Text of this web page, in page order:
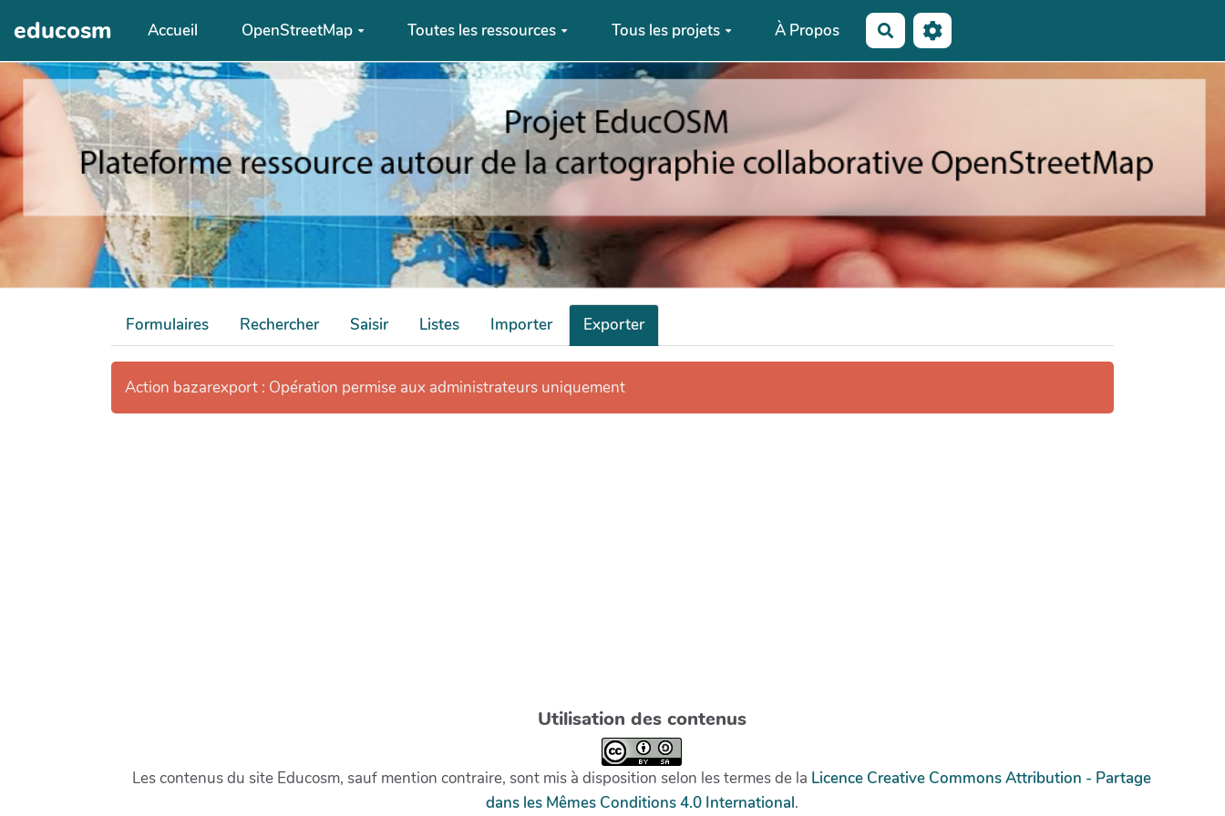
Aller au contenu principal
educosm Accueil OpenStreetMap Toutes les ressources Tous les projets À Propos Rechercher
Formulaires Rechercher Saisir Listes Importer Exporter
Action bazarexport : Opération permise aux administrateurs uniquement
Utilisation des contenus
Les contenus du site Educosm, sauf mention contraire, sont mis à disposition selon les termes de la Licence Creative Commons Attribution - Partage
dans les Mêmes Conditions 4.0 International.